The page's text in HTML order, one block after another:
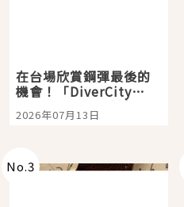
在台場欣賞鋼彈最後的
機會！「DiverCity
Tokyo Plaza」搭船、
購物、美食及夜景，一
2026年07月13日
No.3